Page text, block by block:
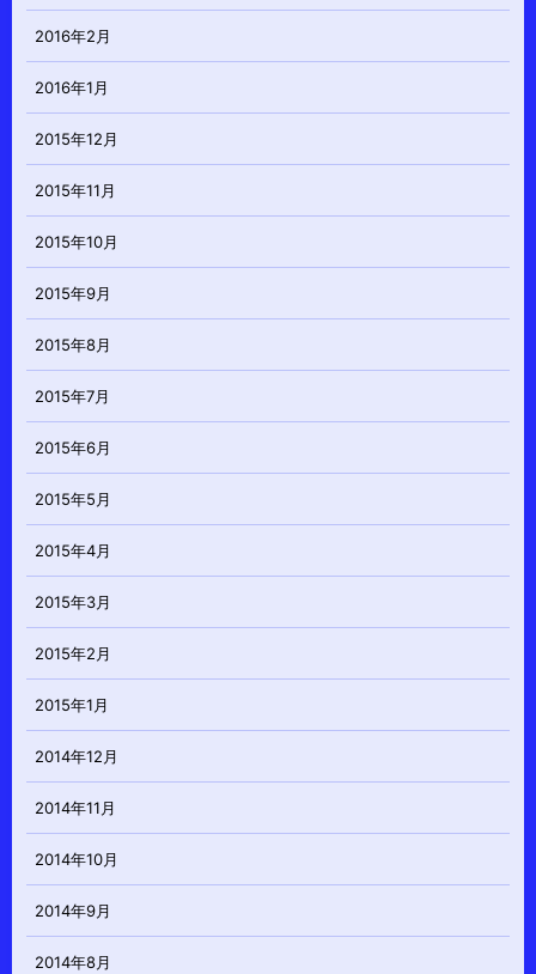
2016年2月
2016年1月
2015年12月
2015年11月
2015年10月
2015年9月
2015年8月
2015年7月
2015年6月
2015年5月
2015年4月
2015年3月
2015年2月
2015年1月
2014年12月
2014年11月
2014年10月
2014年9月
2014年8月